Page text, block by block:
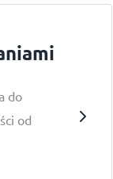
do
od